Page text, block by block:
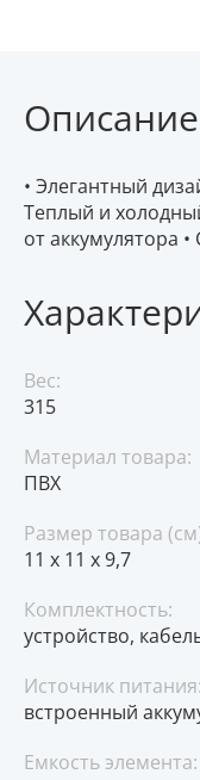
Описание
• Элегантный
Теплый и
от аккумулятора
Вес:
315
Материал товара:
ПВХ
Размер товара
11 x 11 x 9,7
Комплектность:
устройство,
Источник питания:
встроенный
Емкость элемента: